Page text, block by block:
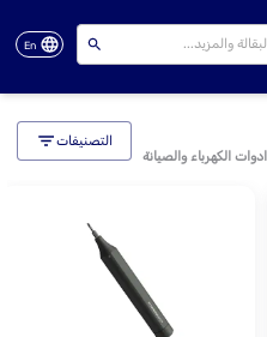
En
ادوات الكهرباء والصيانة
التصنيفات